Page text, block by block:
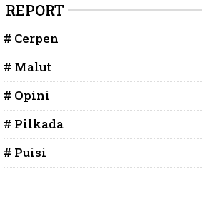
REPORT
# Cerpen
# Malut
# Opini
# Pilkada
# Puisi